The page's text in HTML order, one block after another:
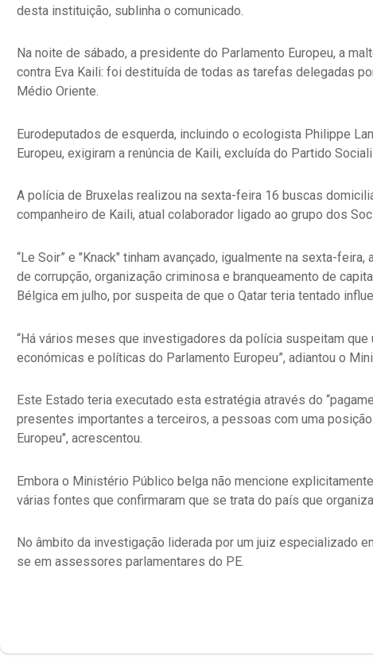
desta instituição, sublinha o comunicado.
Na noite de sábado, a presidente do Parlamento Europeu, a
contra Eva Kaili: foi destituída de todas as tarefas delegadas
Médio Oriente.
Eurodeputados de esquerda, incluindo o ecologista Philippe
Europeu, exigiram a renúncia de Kaili, excluída do Partido
A polícia de Bruxelas realizou na sexta-feira 16 buscas
companheiro de Kaili, atual colaborador ligado ao grupo dos
“Le Soir” e "Knack" tinham avançado, igualmente na sexta-
de corrupção, organização criminosa e branqueamento de
Bélgica em julho, por suspeita de que o Qatar teria tentado
“Há vários meses que investigadores da polícia suspeitam
económicas e políticas do Parlamento Europeu”, adiantou o
Este Estado teria executado esta estratégia através do
presentes importantes a terceiros, a pessoas com uma
Europeu", acrescentou.
Embora o Ministério Público belga não mencione
várias fontes que confirmaram que se trata do país que
No âmbito da investigação liderada por um juiz especializado
se em assessores parlamentares do PE.